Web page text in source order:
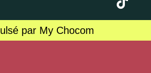
par My Chocom